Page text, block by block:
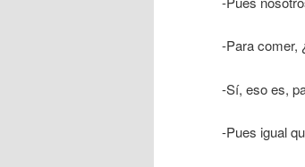
-Para comer,
-Sí, eso es,
-Pues igual